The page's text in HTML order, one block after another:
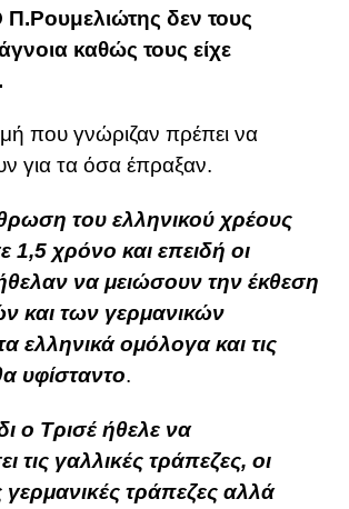
Π.Ρουμελιώτης δεν τους
καθώς τους είχε
που γνώριζαν πρέπει να
για τα όσα έπραξαν.
του ελληνικού χρέους
1,5 χρόνο και επειδή οι
να μειώσουν την έκθεση
και των γερμανικών
ελληνικά ομόλογα και τις
υφίσταντο.
ο Τρισέ ήθελε να
τις γαλλικές τράπεζες, οι
γερμανικές τράπεζες αλλά